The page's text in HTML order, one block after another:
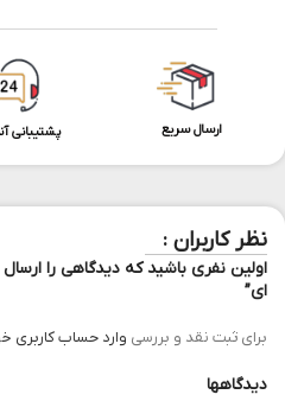
ارسال سریع پشتیبانی
نظر کاربران :
دیدگاهها
اولین نفری باشید که دیدگاهی را
ای”
برای ثبت نقد و بررسی وارد حساب کاربری